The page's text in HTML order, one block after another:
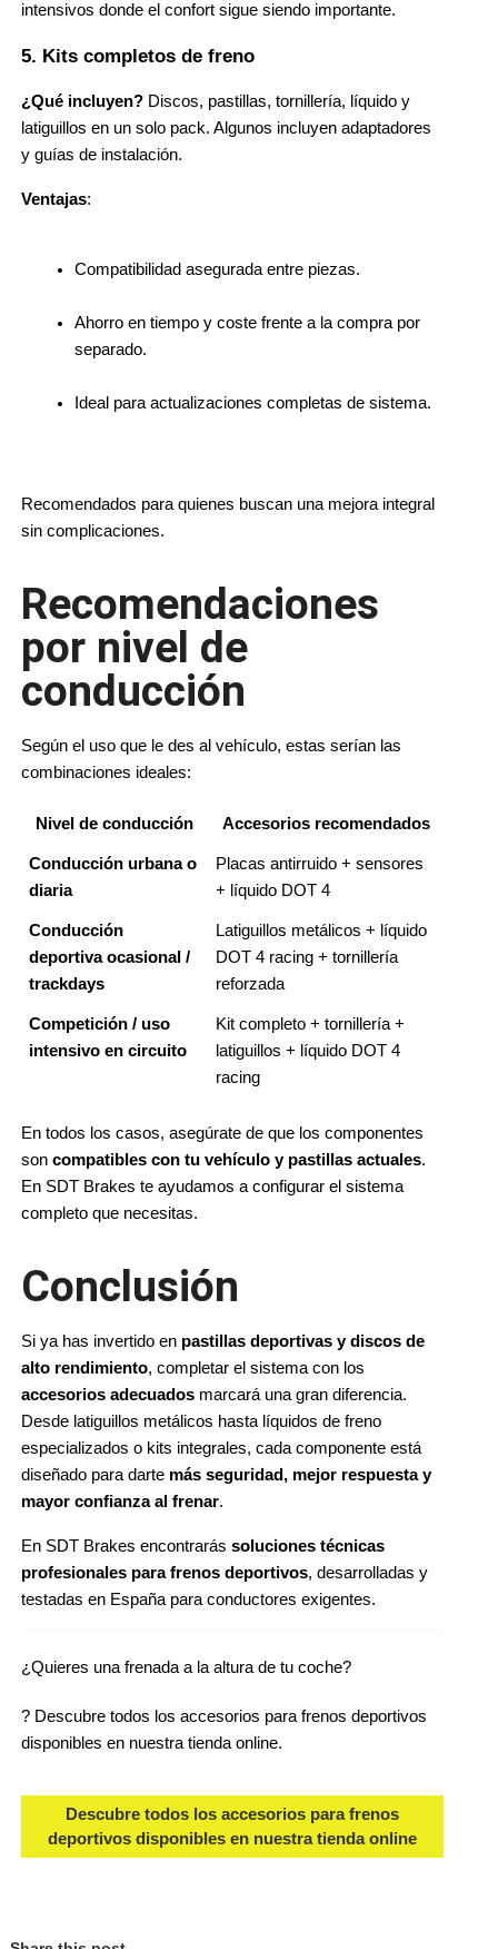
intensivos donde el confort sigue siendo importante.
5. Kits completos de freno
¿Qué incluyen? Discos, pastillas, tornillería, líquido y
latiguillos en un solo pack. Algunos incluyen adaptadores
y guías de instalación.
Ventajas:
Compatibilidad asegurada entre piezas.
Ahorro en tiempo y coste frente a la compra por
separado.
Ideal para actualizaciones completas de sistema.
Recomendados para quienes buscan una mejora integral
sin complicaciones.
Recomendaciones
por nivel de
conducción
Según el uso que le des al vehículo, estas serían las
combinaciones ideales:
Nivel de conducción Accesorios recomendados
Conducción urbana o
diaria
Placas antirruido + sensores
+ líquido DOT 4
Conducción
deportiva ocasional /
trackdays
Latiguillos metálicos + líquido
DOT 4 racing + tornillería
reforzada
Competición / uso
intensivo en circuito
Kit completo + tornillería +
latiguillos + líquido DOT 4
racing
En todos los casos, asegúrate de que los componentes
son compatibles con tu vehículo y pastillas actuales.
En SDT Brakes te ayudamos a configurar el sistema
completo que necesitas.
Conclusión
Si ya has invertido en pastillas deportivas y discos de
alto rendimiento
accesorios adecuados marcará una gran diferencia.
Desde latiguillos metálicos hasta líquidos de freno
especializados o kits integrales, cada componente está
diseñado para darte más seguridad, mejor respuesta y
mayor confianza al frenar.
En SDT Brakes encontrarás soluciones técnicas
profesionales para frenos deportivos, desarrolladas y
testadas en España para conductores exigentes.
¿Quieres una frenada a la altura de tu coche?
? Descubre todos los accesorios para frenos deportivos
disponibles en nuestra tienda online.
Descubre todos los accesorios para frenos
deportivos disponibles en nuestra tienda online